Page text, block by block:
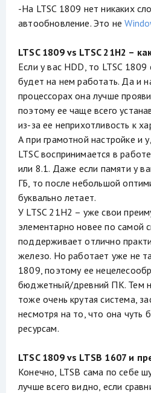
-На LTSC 1809 нет никаких
автообновление. Это не
LTSC 1809 vs LTSC 21H2 –
Если у вас HDD, то LTSC 1809
будет на нем работать. Да и
процессорах она лучше
поэтому ее чаще всего
из-за ее неприхотливость к
А при грамотной настройке и
LTSC воспринимается в
или 8.1. Даже если памяти у
ГБ, то после небольшой
буквально летает.
У LTSC 21H2 – уже свои
элементарно новее по самой
поддерживает отлично
железо. Но работает уже не
1809, поэтому ее
бюджетный/древний ПК. Тем
тоже очень крутая система,
несмотря на то, что она чуть
ресурсам.
LTSC 1809 vs LTSB 1607 и
Конечно, LTSB сама по себе
лучше всего видно, если